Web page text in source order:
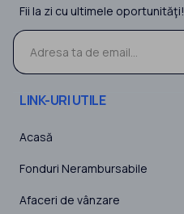
Fii la zi cu ultimele oportunităţi!
LINK-URI UTILE
Acasă
Fonduri Nerambursabile
Afaceri de vânzare